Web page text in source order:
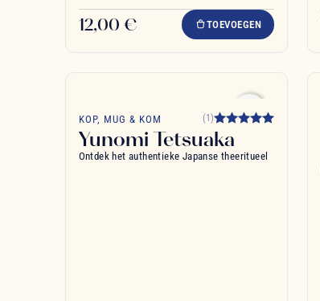
12,00 € TOEVOEGEN
favorite_border
KOP, MUG & KOM (1)
Yunomi Tetsuaka
Ontdek het authentieke Japanse theeritueel